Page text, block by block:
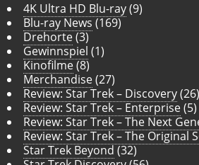
4K Ultra HD Blu-ray(9)
Blu-ray News (169)
Drehorte(3)
Gewinnspiel (1)
Kinofilme(8)
Merchandise(27)
Review: Star Trek – Discovery(26)
Review: Star Trek – Enterprise(5)
Review: Star Trek – The Next
Review: Star Trek – The Original
Star Trek Beyond (32)